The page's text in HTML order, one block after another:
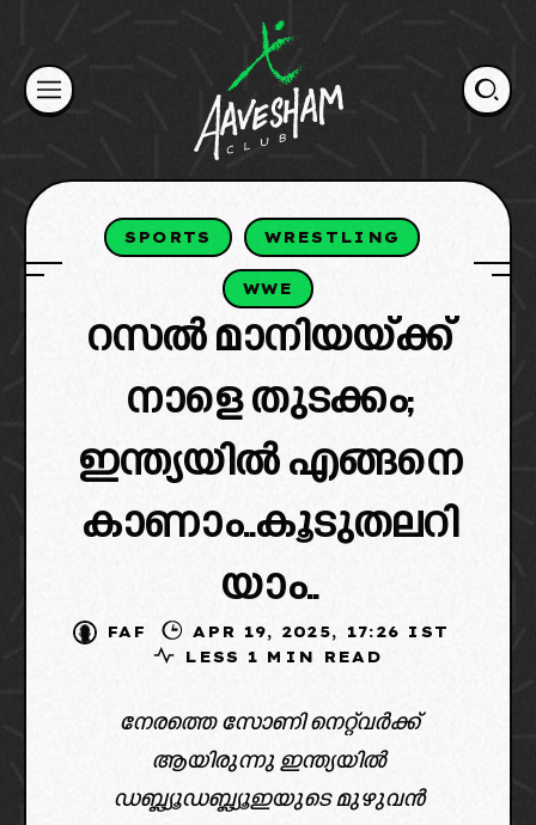
content
SPORTS WRESTLING
WWE
റസൽ മാനിയയ്ക്ക്
നാളെ തുടക്കം;
ഇന്ത്യയിൽ എങ്ങനെ
കാണാം..കൂടുതലറി
യാം..
FAF
APR 19, 2025, 17:26 IST
LESS 1 MIN READ
നേരത്തെ സോണി നെറ്റ്‌വർക്ക്
ആയിരുന്നു ഇന്ത്യയിൽ
ഡബ്ല്യൂഡബ്ല്യൂഇയുടെ മുഴുവൻ